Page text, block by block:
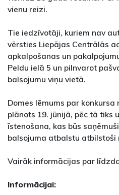
vienu reizi.
Tie iedzīvotāji, kuriem nav
vērsties Liepājas Centrālās
apkalpošanas un
Peldu ielā 5 un pilnvarot
balsojumu viņu vietā.
Domes lēmums par
plānots 19. jūnijā, pēc tā tiks
īstenošana, kas būs
balsojuma atbalstu atbilstoši
Vairāk informācijas par
Informācijai: